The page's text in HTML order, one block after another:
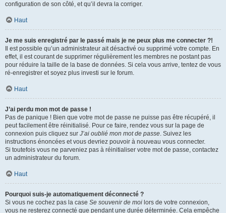
configuration de son côté, et qu’il devra la corriger.
Haut
Je me suis enregistré par le passé mais je ne peux plus me connecter ?!
Il est possible qu’un administrateur ait désactivé ou supprimé votre compte. En
effet, il est courant de supprimer régulièrement les membres ne postant pas
pour réduire la taille de la base de données. Si cela vous arrive, tentez de vous
ré-enregistrer et soyez plus investi sur le forum.
Haut
J’ai perdu mon mot de passe !
Pas de panique ! Bien que votre mot de passe ne puisse pas être récupéré, il
peut facilement être réinitialisé. Pour ce faire, rendez vous sur la page de
connexion puis cliquez sur J’ai oublié mon mot de passe. Suivez les
instructions énoncées et vous devriez pouvoir à nouveau vous connecter.
Si toutefois vous ne parveniez pas à réinitialiser votre mot de passe, contactez
un administrateur du forum.
Haut
Pourquoi suis-je automatiquement déconnecté ?
Si vous ne cochez pas la case Se souvenir de moi lors de votre connexion,
vous ne resterez connecté que pendant une durée déterminée. Cela empêche